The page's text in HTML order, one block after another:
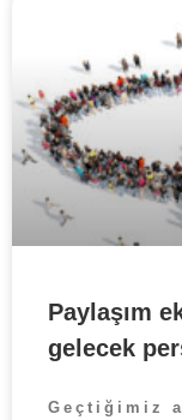
Paylaşım
gelecek
Geçtiğimiz